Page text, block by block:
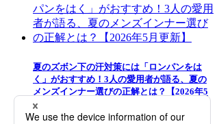
夏のズボン下の汗対策には「ロンパンをは
く」がおすすめ！3人の愛用者が語る、夏の
メンズインナー選びの正解とは？【2026年5
月更新】